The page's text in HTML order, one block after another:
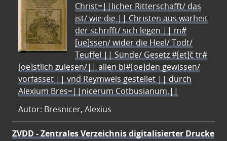
Christ=||licher Ritterschafft/ das
ist/ wie die || Christen aus warheit
der schrifft/ sich legen || m#
[ue]ssen/ wider die Heel/ Todt/
Teuffel || Sünde/ Gesetz #[et]c̃ tr#
[oe]stlich zulesen/|| allen bl#[oe]den gewissen/
vorfasset || vnd Reymweis gestellet || durch
Alexium Bres=||nicerum Cotbusianum.||
Autor: Bresnicer, Alexius
ZVDD - Zentrales Verzeichnis digitalisierter Drucke